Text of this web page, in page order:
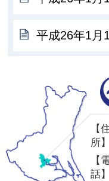
平成26年1月
【
所】
【
話】